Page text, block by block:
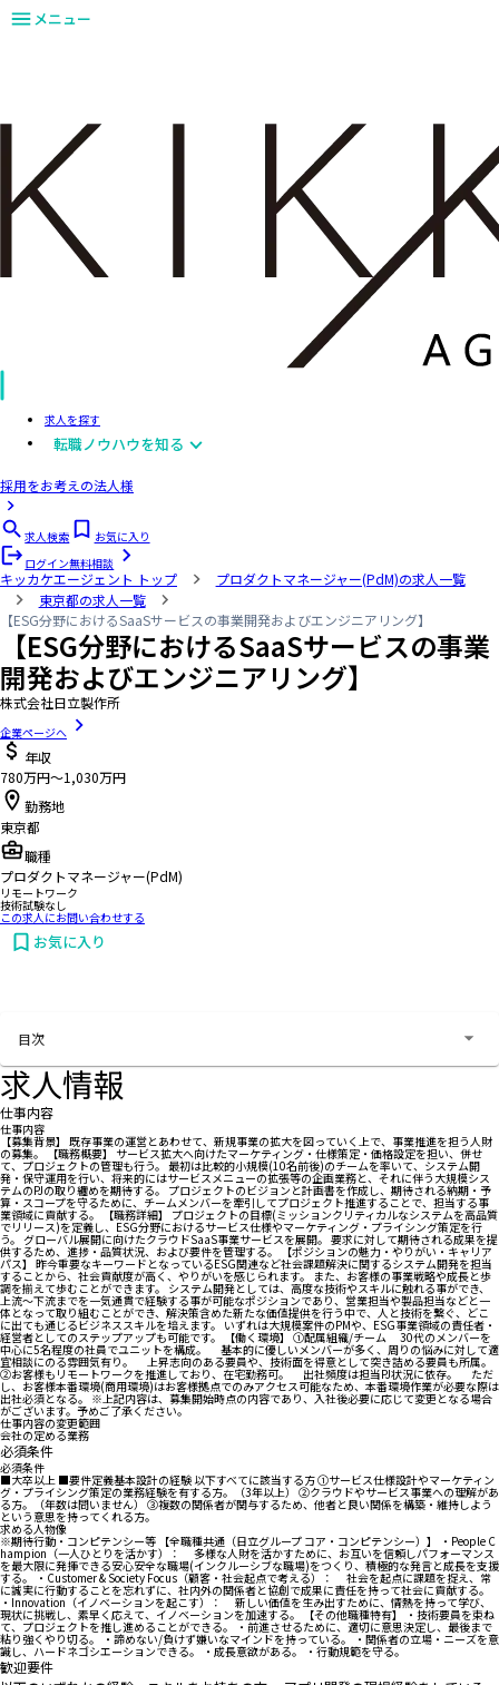
メニュー
求人を探す
転職ノウハウを知る
採用をお考えの法人様
求人検索
お気に入り
ログイン無料相談
キッカケエージェント トップ
プロダクトマネージャー(PdM)の求人一覧
東京都の求人一覧
【ESG分野におけるSaaSサービスの事業開発およびエンジニアリング】
【ESG分野におけるSaaSサービスの事業
開発およびエンジニアリング】
株式会社日立製作所
企業ページへ
年収
780万円〜1,030万円
勤務地
東京都
職種
プロダクトマネージャー(PdM)
リモートワーク
技術試験なし
この求人にお問い合わせする
お気に入り
目次
求人情報
仕事内容
仕事内容
【募集背景】 既存事業の運営とあわせて、新規事業の拡大を図っていく上で、事業推進を担う人財
の募集。 【職務概要】 サービス拡大へ向けたマーケティング・仕様策定・価格設定を担い、併せ
て、プロジェクトの管理も行う。 最初は比較的小規模(10名前後)のチームを率いて、システム開
発・保守運用を行い、将来的にはサービスメニューの拡張等の企画業務と、それに伴う大規模シス
テムのPJの取り纏めを期待する。 プロジェクトのビジョンと計画書を作成し、期待される納期・予
算・スコープを守るために、チームメンバーを牽引してプロジェクト推進することで、担当する事
業領域に貢献する。 【職務詳細】 プロジェクトの目標(ミッションクリティカルなシステムを高品質
でリリース)を定義し、ESG分野におけるサービス仕様やマーケティング・プライシング策定を行
う。 グローバル展開に向けたクラウドSaaS事業サービスを展開。 要求に対して期待される成果を提
供するため、進捗・品質状況、および要件を管理する。 【ポジションの魅力・やりがい・キャリア
パス】 昨今重要なキーワードとなっているESG関連など社会課題解決に関するシステム開発を担当
することから、社会貢献度が高く、やりがいを感じられます。 また、お客様の事業戦略や成長と歩
調を揃えて歩むことができます。 システム開発としては、高度な技術やスキルに触れる事ができ、
上流～下流までを一気通貫で経験する事が可能なポジションであり、営業担当や製品担当などと一
体となって取り組むことができ、解決策含めた新たな価値提供を行う中で、人と技術を繋ぐ、どこ
に出ても通じるビジネススキルを培えます。 いずれは大規模案件のPMや、ESG事業領域の責任者・
経営者としてのステップアップも可能です。 【働く環境】 ①配属組織/チーム 30代のメンバーを
中心に5名程度の社員でユニットを構成。 基本的に優しいメンバーが多く、周りの悩みに対して適
宜相談にのる雰囲気有り。 上昇志向のある要員や、技術面を得意として突き詰める要員も所属。
②お客様もリモートワークを推進しており、在宅勤務可。 出社頻度は担当PJ状況に依存。 ただ
し、お客様本番環境(商用環境)はお客様拠点でのみアクセス可能なため、本番環境作業が必要な際は
出社必須となる。 ※上記内容は、募集開始時点の内容であり、入社後必要に応じて変更となる場合
がございます。予めご了承ください。
仕事内容の変更範囲
会社の定める業務
必須条件
必須条件
■大卒以上 ■要件定義基本設計の経験 以下すべてに該当する方 ①サービス仕様設計やマーケティン
グ・プライシング策定の業務経験を有する方。（3年以上） ②クラウドやサービス事業への理解があ
る方。（年数は問いません） ③複数の関係者が関与するため、他者と良い関係を構築・維持しよう
という意思を持ってくれる方。
求める人物像
※期待行動・コンピテンシー等 【全職種共通（日立グループ コア・コンピテンシー）】 ・People C
hampion（一人ひとりを活かす）： 多様な人財を活かすために、お互いを信頼しパフォーマンス
を最大限に発揮できる安心安全な職場(インクルーシブな職場)をつくり、積極的な発言と成長を支援
する。 ・Customer & Society Focus（顧客・社会起点で考える）： 社会を起点に課題を捉え、常
に誠実に行動することを忘れずに、社内外の関係者と協創で成果に責任を持って社会に貢献する。
・Innovation（イノベーションを起こす）： 新しい価値を生み出すために、情熱を持って学び、
現状に挑戦し、素早く応えて、イノベーションを加速する。 【その他職種特有】 ・技術要員を束ね
て、プロジェクトを推し進めることができる。 ・前進させるために、適切に意思決定し、最後まで
粘り強くやり切る。 ・諦めない/負けず嫌いなマインドを持っている。 ・関係者の立場・ニーズを意
識し、ハードネゴシエーションできる。 ・成長意欲がある。 ・行動規範を守る。
歓迎要件